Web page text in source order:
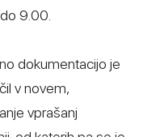
9.00.
dokumentacijo je
v novem,
vprašanj